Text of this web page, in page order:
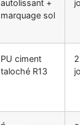
autolissant +
marquage sol
PU ciment
taloché R13